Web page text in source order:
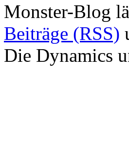
Monster-Blog
Beiträge (RSS)
Die Dynamics